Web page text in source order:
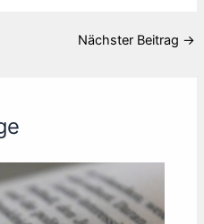
Nächster Beitrag →